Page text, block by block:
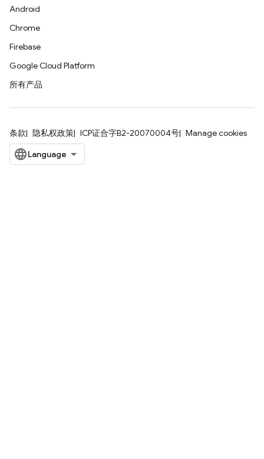
Android
Chrome
Firebase
Google Cloud Platform
所有产品
条款 隐私权政策 ICP证合字B2-20070004号 Manage cookies